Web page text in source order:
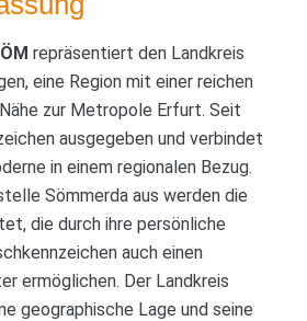
repräsentiert den Landkreis
eine Region mit einer reichen
zur Metropole Erfurt. Seit
ausgegeben und verbindet
in einem regionalen Bezug.
Sömmerda aus werden die
die durch ihre persönliche
auch einen
ermöglichen. Der Landkreis
geographische Lage und seine